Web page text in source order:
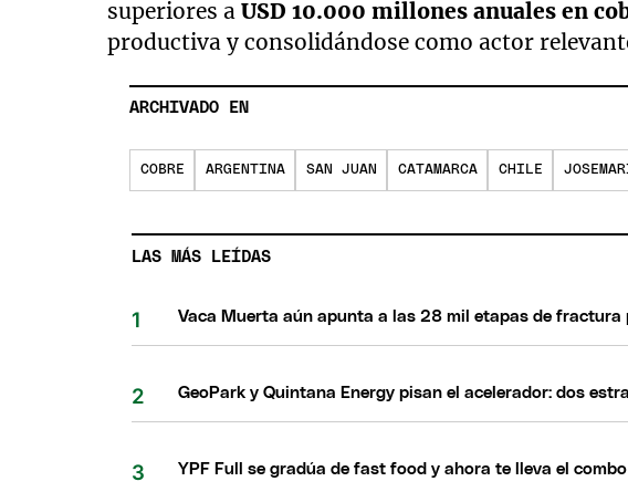
superiores aUSD 10.000 millones anuales en
productiva y consolidándose como actor
ARCHIVADO EN
COBRE ARGENTINA SAN JUAN CATAMARCA CHILE
LAS MÁS LEÍDAS
Vaca Muerta aún apunta a las 28 mil etapas de fractura
GeoPark y Quintana Energy pisan el acelerador: dos
YPF Full se gradúa de fast food y ahora te lleva el